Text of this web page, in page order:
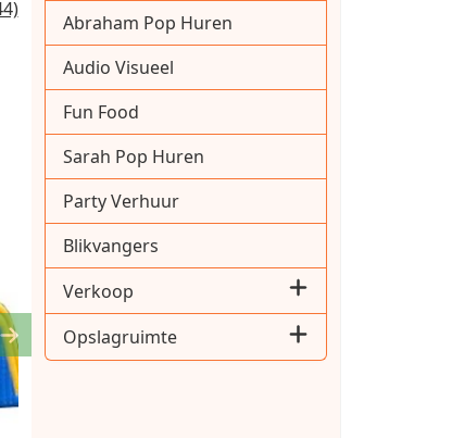
Abraham Pop Huren
Audio Visueel
Fun Food
Sarah Pop Huren
Party Verhuur
Blikvangers
Verkoop
Opslagruimte
Next